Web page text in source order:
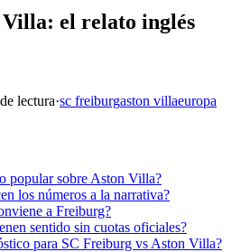
el relato inglés
de lectura·sc freiburgaston villaeuropa
popular sobre Aston Villa?
los números a la narrativa?
a Freiburg?
sentido sin cuotas oficiales?
para SC Freiburg vs Aston Villa?